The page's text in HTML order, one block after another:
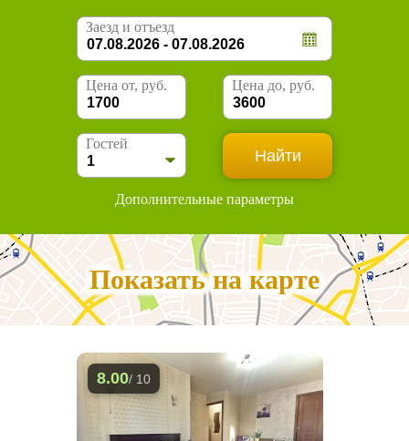
Заезд и отъезд
Цена от, руб. Цена до, руб.
Гостей
Дополнительные параметры
Показать на карте
8.00/ 10